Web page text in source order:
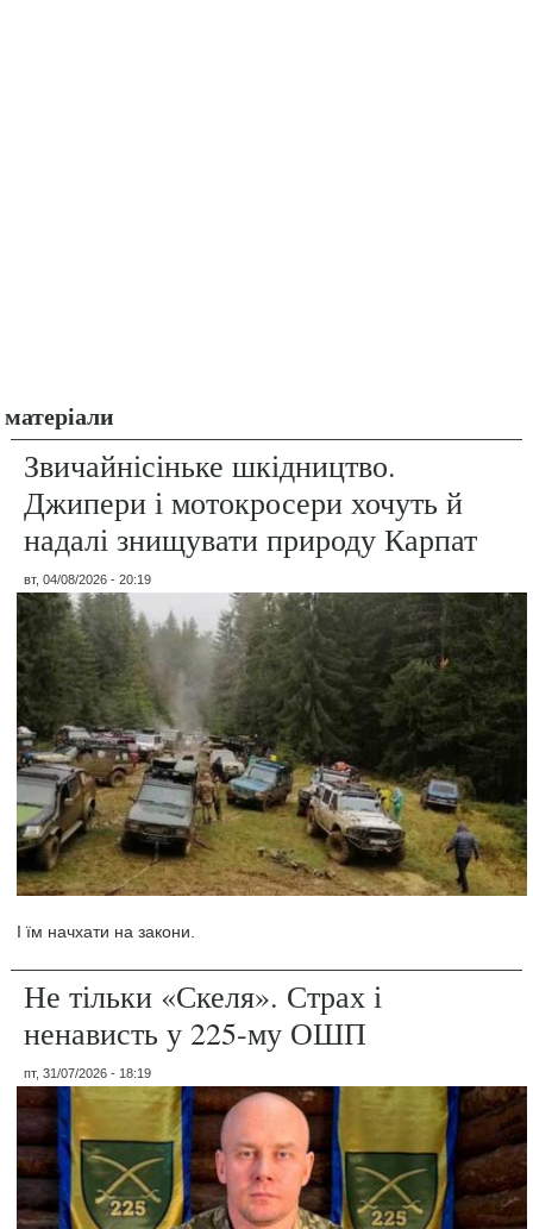
матеріали
Звичайнісіньке шкідництво.
Джипери і мотокросери хочуть й
надалі знищувати природу Карпат
вт, 04/08/2026 - 20:19
І їм начхати на закони.
Не тільки «Скеля». Страх і
ненависть у 225-му ОШП
пт, 31/07/2026 - 18:19